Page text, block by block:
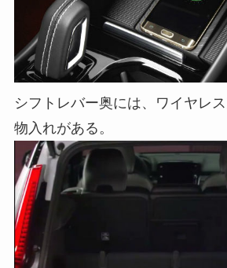
シフトレバー奥には、ワイヤレ
物入れがある。